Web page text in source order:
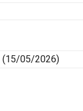
(15/05/2026)